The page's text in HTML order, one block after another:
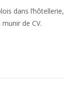
dans
de CV.